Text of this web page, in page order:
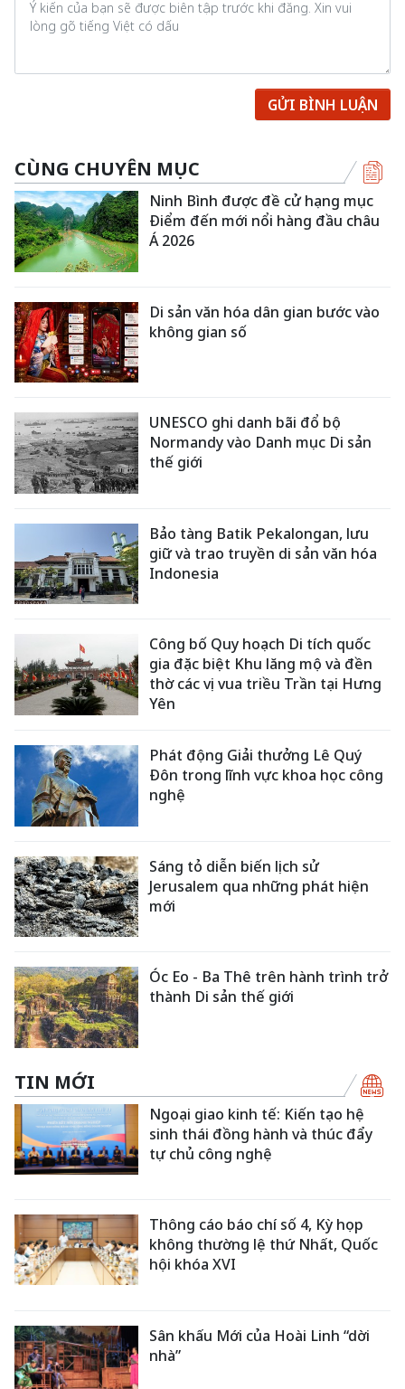
GỬI BÌNH LUẬN
CÙNG CHUYÊN MỤC
Ninh Bình được đề cử hạng mục
Điểm đến mới nổi hàng đầu châu
Á 2026
Di sản văn hóa dân gian bước vào
không gian số
UNESCO ghi danh bãi đổ bộ
Normandy vào Danh mục Di sản
thế giới
Bảo tàng Batik Pekalongan, lưu
giữ và trao truyền di sản văn hóa
Indonesia
Công bố Quy hoạch Di tích quốc
gia đặc biệt Khu lăng mộ và đền
thờ các vị vua triều Trần tại Hưng
Yên
Phát động Giải thưởng Lê Quý
Đôn trong lĩnh vực khoa học công
nghệ
Sáng tỏ diễn biến lịch sử
Jerusalem qua những phát hiện
mới
Óc Eo - Ba Thê trên hành trình trở
thành Di sản thế giới
TIN MỚI
Ngoại giao kinh tế: Kiến tạo hệ
sinh thái đồng hành và thúc đẩy
tự chủ công nghệ
Thông cáo báo chí số 4, Kỳ họp
không thường lệ thứ Nhất, Quốc
hội khóa XVI
Sân khấu Mới của Hoài Linh “dời
nhà”